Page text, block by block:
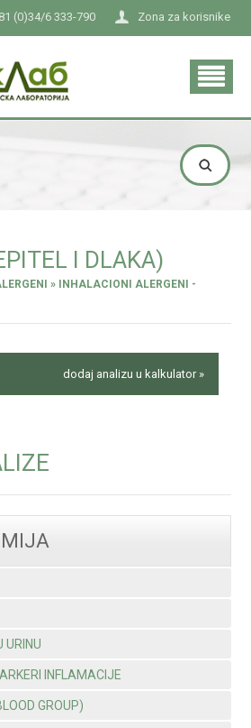
Zona za korisnike
(0)34/6 333-790
I DLAKA)
» INHALACIONI ALERGENI -
dodaj analizu u kalkulator »
URINU
INFLAMACIJE
GROUP)